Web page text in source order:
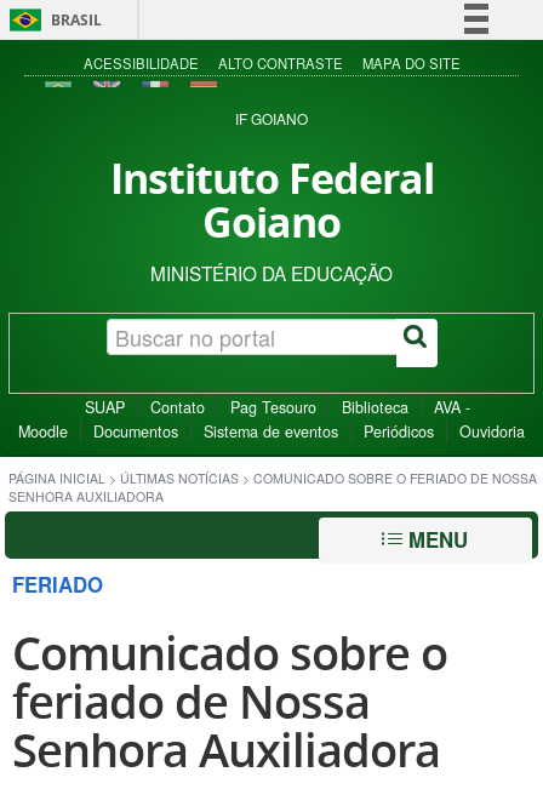
BRASIL
Simplifique!
Acesso à informação
ACESSIBILIDADE ALTO CONTRASTE MAPA DO SITE
IF GOIANO
Instituto Federal
Goiano
MINISTÉRIO DA EDUCAÇÃO
SUAP Contato Pag Tesouro Biblioteca
AVA -
Moodle
Documentos Sistema de eventos Periódicos Ouvidoria
PÁGINA INICIAL > ÚLTIMAS NOTÍCIAS > COMUNICADO SOBRE O FERIADO DE NOSSA
SENHORA AUXILIADORA
MENU
FERIADO
Comunicado sobre o
feriado de Nossa
Senhora Auxiliadora